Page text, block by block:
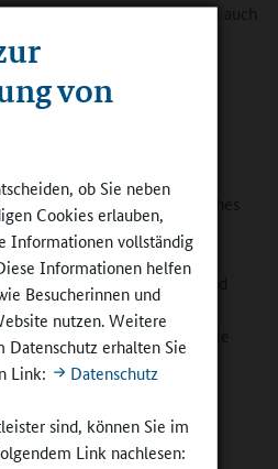
von
ob Sie neben
Cookies erlauben,
Informationen vollständig
Informationen helfen
Besucherinnen und
nutzen. Weitere
erhalten Sie
Link:
Datenschutz
sind, können Sie im
Link nachlesen:
Partner. Wichtig sei auch
In Bremen ist das die
die zugleich den guten
halte.
Aufgabe
„theoretisches und praktisches
verschiedener
über pädagogische
besteht in der Erprobung und
vor dem Berufseinstieg,
„Expertenrunden“ stellen die
erarbeiteten Fragen an
Schulleitungen, an die
so, wie multiprofessionelles